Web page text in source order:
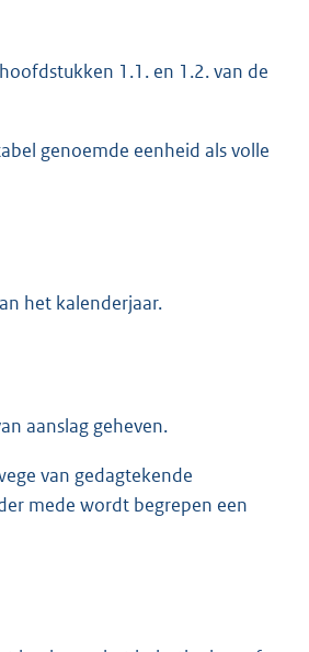
1.1. en 1.2. van de
genoemde eenheid als volle
het kalenderjaar.
aanslag geheven.
van gedagtekende
mede wordt begrepen een